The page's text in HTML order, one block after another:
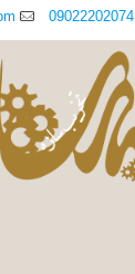
09022202074